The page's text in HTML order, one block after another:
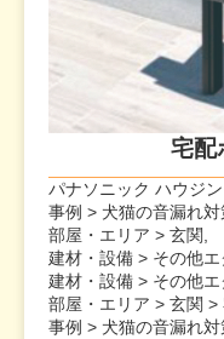
宅配
パナソニック ハウジ
事例 > 犬猫の音漏れ対
部屋・エリア > 玄関,
建材・設備 > その他
建材・設備 > その他
部屋・エリア > 玄関 >
事例 > 犬猫の音漏れ